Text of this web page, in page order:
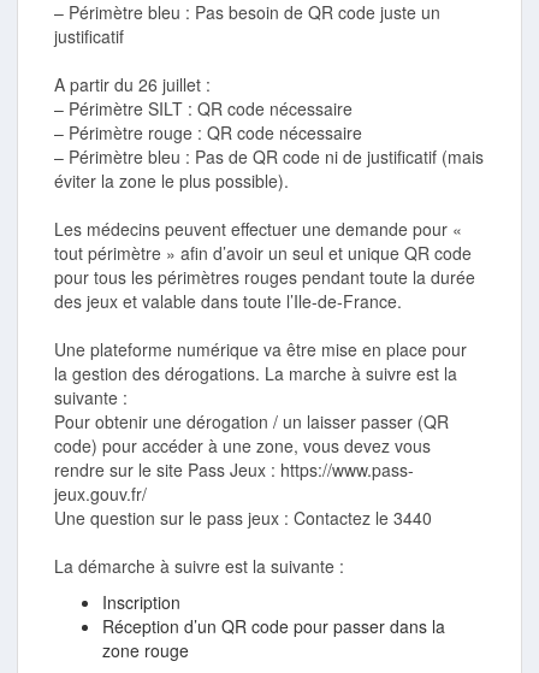
– Périmètre bleu : Pas besoin de QR code juste un
justificatif
A partir du 26 juillet :
– Périmètre SILT : QR code nécessaire
– Périmètre rouge : QR code nécessaire
– Périmètre bleu : Pas de QR code ni de justificatif (mais
éviter la zone le plus possible).
Les médecins peuvent effectuer une demande pour «
tout périmètre » afin d’avoir un seul et unique QR code
pour tous les périmètres rouges pendant toute la durée
des jeux et valable dans toute l’Ile-de-France.
Une plateforme numérique va être mise en place pour
la gestion des dérogations. La marche à suivre est la
suivante :
Pour obtenir une dérogation / un laisser passer (QR
code) pour accéder à une zone, vous devez vous
rendre sur le site Pass Jeux : https://www.pass-
jeux.gouv.fr/
Une question sur le pass jeux : Contactez le 3440
La démarche à suivre est la suivante :
Inscription
Réception d’un QR code pour passer dans la
zone rouge